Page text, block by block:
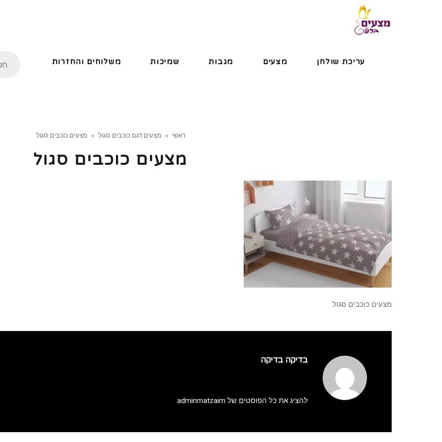
עריכת שולחן מצעים מגבות שמיכות משלוחים והחזרות
ראשי » מצעים דגם כוכבים סגול » מצעים כוכבים סגול
מצעים כוכבים סגול
מצעים כוכבים סגול
בדיקה בדיקה
להציג את כל הפוסטים של adminmatzaim